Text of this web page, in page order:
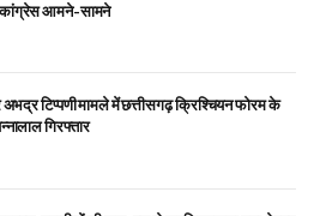
आमने-सामने
अभद्र टिप्पणी मामले में छत्तीसगढ़ क्रिश्चियन फोरम के
गिरफ्तार